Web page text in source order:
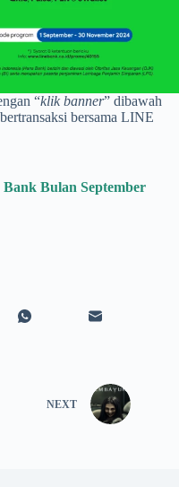
“klik banner” dibawah
bersama LINE
Bulan September
NEXT